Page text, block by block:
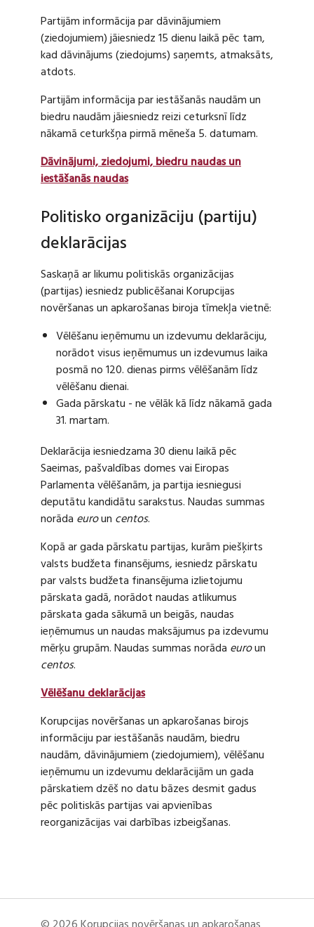
Partijām informācija par dāvinājumiem
(ziedojumiem) jāiesniedz 15 dienu laikā pēc tam,
kad dāvinājums (ziedojums) saņemts, atmaksāts,
atdots.
Partijām informācija par iestāšanās naudām un
biedru naudām jāiesniedz reizi ceturksnī līdz
nākamā ceturkšņa pirmā mēneša 5. datumam.
Dāvinājumi, ziedojumi, biedru naudas un
iestāšanās naudas
Politisko organizāciju (partiju)
deklarācijas
Saskaņā ar likumu politiskās organizācijas
(partijas) iesniedz publicēšanai Korupcijas
novēršanas un apkarošanas biroja tīmekļa vietnē:
Vēlēšanu ieņēmumu un izdevumu deklarāciju,
norādot visus ieņēmumus un izdevumus laika
posmā no 120. dienas pirms vēlēšanām līdz
vēlēšanu dienai.
Gada pārskatu - ne vēlāk kā līdz nākamā gada
31. martam.
Deklarācija iesniedzama 30 dienu laikā pēc
Saeimas, pašvaldības domes vai Eiropas
Parlamenta vēlēšanām, ja partija iesniegusi
deputātu kandidātu sarakstus. Naudas summas
norāda euroun centos.
Kopā ar gada pārskatu partijas, kurām piešķirts
valsts budžeta finansējums, iesniedz pārskatu
par valsts budžeta finansējuma izlietojumu
pārskata gadā, norādot naudas atlikumus
pārskata gada sākumā un beigās, naudas
ieņēmumus un naudas maksājumus pa izdevumu
mērķu grupām. Naudas summas norāda euroun
centos.
Vēlēšanu deklarācijas
Korupcijas novēršanas un apkarošanas birojs
informāciju par iestāšanās naudām, biedru
naudām, dāvinājumiem (ziedojumiem), vēlēšanu
ieņēmumu un izdevumu deklarācijām un gada
pārskatiem dzēš no datu bāzes desmit gadus
pēc politiskās partijas vai apvienības
reorganizācijas vai darbības izbeigšanas.